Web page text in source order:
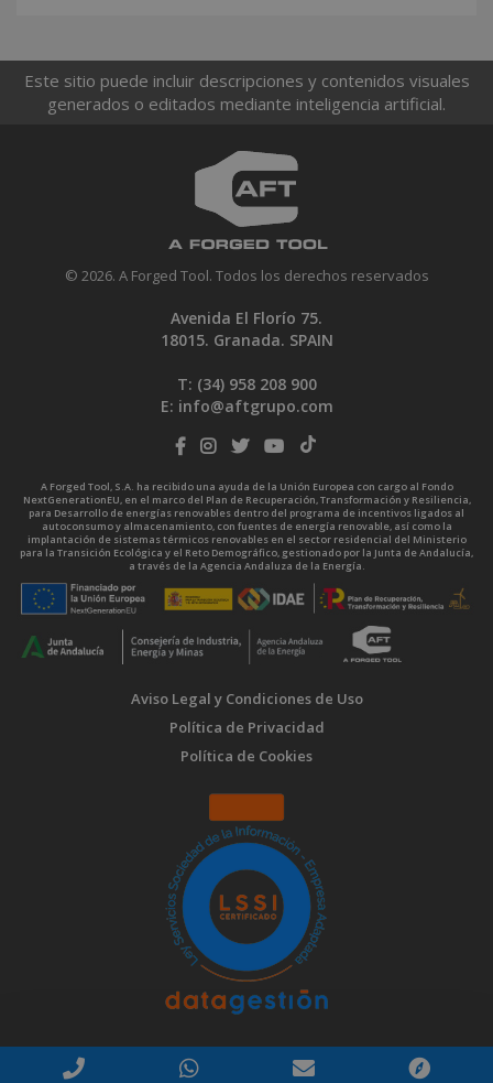
Este sitio puede incluir descripciones y contenidos visuales
generados o editados mediante inteligencia artificial.
© 2026. A Forged Tool. Todos los derechos reservados
Avenida El Florío 75.
18015. Granada. SPAIN
T: (34) 958 208 900
E: info@aftgrupo.com
A Forged Tool, S.A. ha recibido una ayuda de la Unión Europea con cargo al Fondo
NextGenerationEU, en el marco del Plan de Recuperación, Transformación y Resiliencia,
para Desarrollo de energías renovables dentro del programa de incentivos ligados al
autoconsumo y almacenamiento, con fuentes de energía renovable, así como la
implantación de sistemas térmicos renovables en el sector residencial del Ministerio
para la Transición Ecológica y el Reto Demográfico, gestionado por la Junta de Andalucía,
a través de la Agencia Andaluza de la Energía.
Aviso Legal y Condiciones de Uso
Política de Privacidad
Política de Cookies